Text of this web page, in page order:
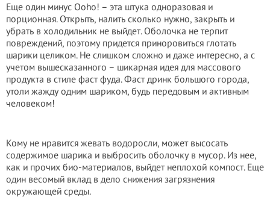
Еще один минус Ooho! – эта штука одноразовая и
порционная. Открыть, налить сколько нужно, закрыть и
убрать в холодильник не выйдет. Оболочка не терпит
повреждений, поэтому придется приноровиться глотать
шарики целиком. Не слишком сложно и даже интересно, а с
учетом вышесказанного – шикарная идея для массового
продукта в стиле фаст фуда. Фаст дринк большого города,
утоли жажду одним шариком, будь передовым и активным
человеком!
Кому не нравится жевать водоросли, может высосать
содержимое шарика и выбросить оболочку в мусор. Из нее,
как и прочих био-материалов, выйдет неплохой компост. Еще
один весомый вклад в дело снижения загрязнения
окружающей среды.